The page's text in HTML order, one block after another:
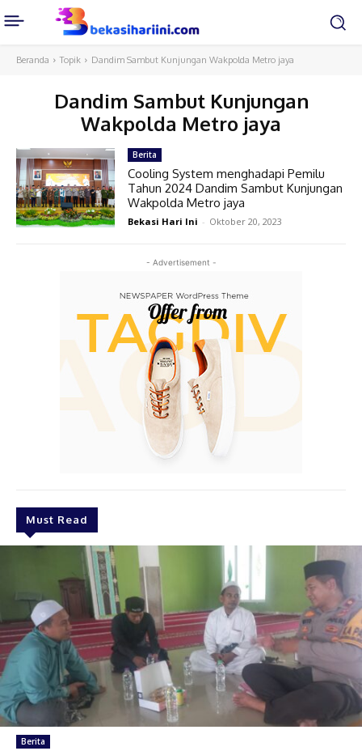
Beranda Topik Dandim Sambut Kunjungan Wakpolda Metro jaya
Dandim Sambut Kunjungan
Wakpolda Metro jaya
- Advertisement -
Must Read
Berita
Berita
Cooling System menghadapi Pemilu
Tahun 2024 Dandim Sambut Kunjungan
Wakpolda Metro jaya
Bekasi Hari Ini - Oktober 20, 2023